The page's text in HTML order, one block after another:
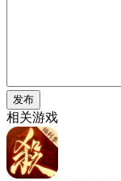
发布
相关游戏